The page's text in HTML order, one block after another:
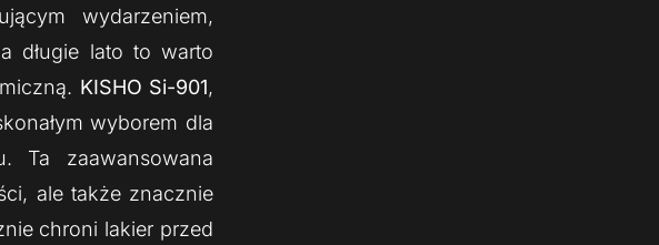
wydarzeniem,
długie lato to warto
KISHO Si-901,
wyborem dla
Ta zaawansowana
ale także znacznie
chroni lakier przed